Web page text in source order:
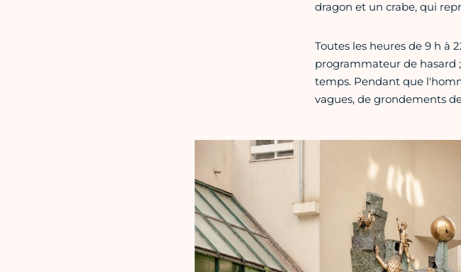
dragon et un crabe, qui
Toutes les heures de 9 h à
programmateur de hasard
temps. Pendant que
vagues, de grondements